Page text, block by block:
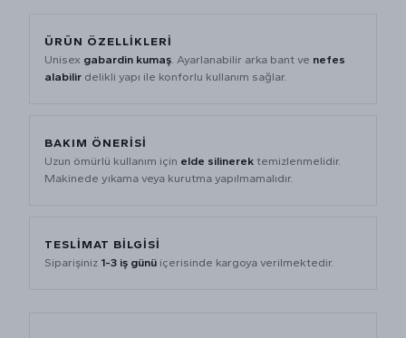
ÜRÜN ÖZELLIKLERI
Unisex gabardin kumaş. Ayarlanabilir arka bant ve nefes
alabilir delikli yapı ile konforlu kullanım sağlar.
BAKIM ÖNERISI
Uzun ömürlü kullanım için elde silinerek temizlenmelidir.
Makinede yıkama veya kurutma yapılmamalıdır.
TESLIMAT BILGISI
Siparişiniz 1-3 iş günü içerisinde kargoya verilmektedir.